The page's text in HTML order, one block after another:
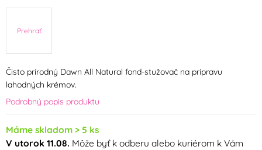
Prehrať
Čisto prírodný Dawn All Natural fond-stužovač na prípravu
lahodných krémov.
Podrobný popis produktu
Máme skladom > 5 ks
V utorok 11.08. Môže byť k odberu alebo kuriérom k Vám